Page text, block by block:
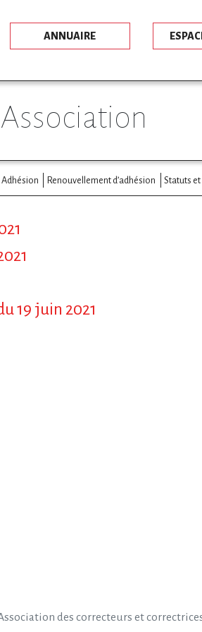
ANNUAIRE
association
Adhésion Renouvellement d’adhésion Statuts
19 juin 2021
des correcteurs et